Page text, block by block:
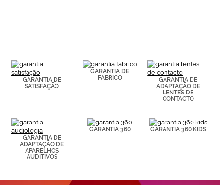
Puedes
consultar más
información en
nuestra
GARANTIA DE
SATISFAÇÃO
GARANTIA DE
FABRICO
GARANTIA DE
ADAPTAÇÃO DE
LENTES DE
CONTACTO
GARANTIA DE
ADAPTAÇÃO DE
APARELHOS
AUDITIVOS
GARANTIA 360 GARANTIA 360 KIDS